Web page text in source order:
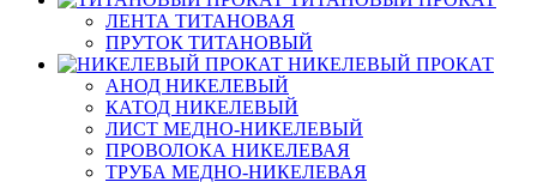
ЛЕНТА ТИТАНОВАЯ
ПРУТОК ТИТАНОВЫЙ
НИКЕЛЕВЫЙ ПРОКАТ
АНОД НИКЕЛЕВЫЙ
КАТОД НИКЕЛЕВЫЙ
ЛИСТ МЕДНО-НИКЕЛЕВЫЙ
ПРОВОЛОКА НИКЕЛЕВАЯ
ТРУБА МЕДНО-НИКЕЛЕВАЯ